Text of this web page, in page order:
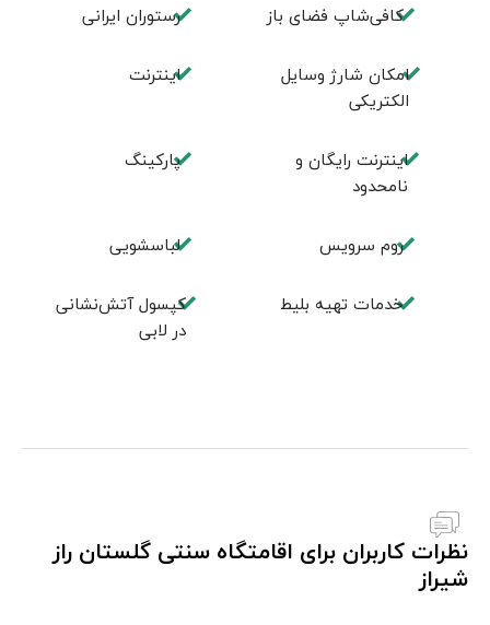
کافی‌شاپ فضای باز رستوران ایرانی
امکان شارژ وسایل
الکتریکی
اینترنت
اینترنت رایگان و
نامحدود
پاركينگ
روم سرويس لباسشویی
خدمات تهيه بليط
کپسول آتش‌نشانی
در لابی
نظرات کاربران برای اقامتگاه سنتی گلستان راز
شیراز